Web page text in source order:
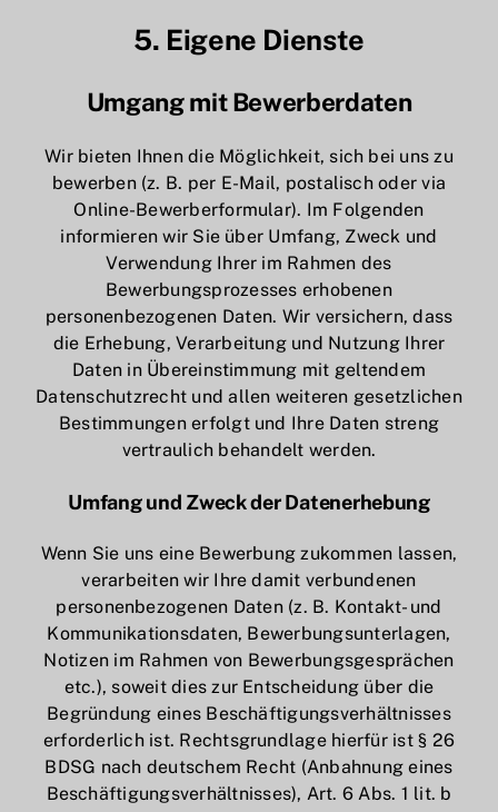
5. Eigene Dienste
Umgang mit Bewerberdaten
Wir bieten Ihnen die Möglichkeit, sich bei uns zu
bewerben (z. B. per E-Mail, postalisch oder via
Online-Bewerberformular). Im Folgenden
informieren wir Sie über Umfang, Zweck und
Verwendung Ihrer im Rahmen des
Bewerbungsprozesses erhobenen
personenbezogenen Daten. Wir versichern, dass
die Erhebung, Verarbeitung und Nutzung Ihrer
Daten in Übereinstimmung mit geltendem
Datenschutzrecht und allen weiteren gesetzlichen
Bestimmungen erfolgt und Ihre Daten streng
vertraulich behandelt werden.
Umfang und Zweck der Datenerhebung
Wenn Sie uns eine Bewerbung zukommen lassen,
verarbeiten wir Ihre damit verbundenen
personenbezogenen Daten (z. B. Kontakt- und
Kommunikationsdaten, Bewerbungsunterlagen,
Notizen im Rahmen von Bewerbungsgesprächen
etc.), soweit dies zur Entscheidung über die
Begründung eines Beschäftigungsverhältnisses
erforderlich ist. Rechtsgrundlage hierfür ist § 26
BDSG nach deutschem Recht (Anbahnung eines
Beschäftigungsverhältnisses), Art. 6 Abs. 1 lit. b